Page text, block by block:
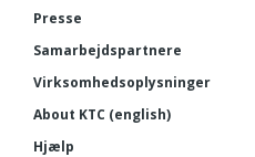
Presse
Samarbejdspartnere
Virksomhedsoplysninger
About KTC (english)
Hjælp